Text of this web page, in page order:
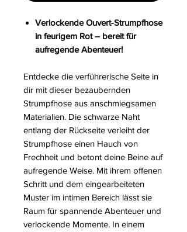
Verlockende Ouvert-Strumpfhose
in feurigem Rot – bereit für
aufregende Abenteuer!
Entdecke die verführerische Seite in
dir mit dieser bezaubernden
Strumpfhose aus anschmiegsamen
Materialien. Die schwarze Naht
entlang der Rückseite verleiht der
Strumpfhose einen Hauch von
Frechheit und betont deine Beine auf
aufregende Weise. Mit ihrem offenen
Schritt und dem eingearbeiteten
Muster im intimen Bereich lässt sie
Raum für spannende Abenteuer und
verlockende Momente. In einem